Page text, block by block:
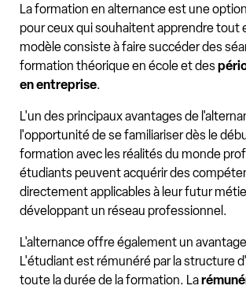
La formation en alternance est une
pour ceux qui souhaitent apprendre tout
modèle consiste à faire succéder des
formation théorique en école et des
en entreprise.
L'un des principaux avantages de
l'opportunité de se familiariser dès le
formation avec les réalités du monde
étudiants peuvent acquérir des
directement applicables à leur futur
développant un réseau professionnel.
L'alternance offre également un
L'étudiant est rémunéré par la structure
toute la durée de la formation. La